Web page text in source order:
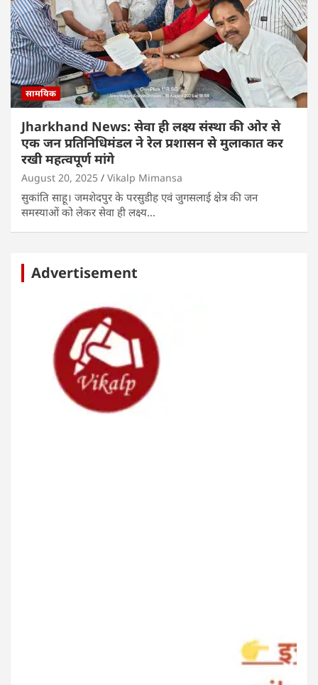
सामयिक
Jharkhand News: सेवा ही लक्ष्य संस्था की ओर से
एक जन प्रतिनिधिमंडल ने रेल प्रशासन से मुलाकात कर
रखी महत्वपूर्ण मांगे
August 20, 2025 Vikalp Mimansa
सुकांति साहू। जमशेदपुर के परसुडीह एवं जुगसलाई क्षेत्र की जन
समस्याओं को लेकर सेवा ही लक्ष्य…
Advertisement